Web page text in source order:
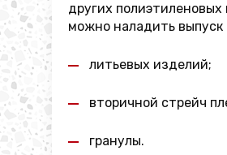
других полиэтиленовых
можно наладить выпуск
литьевых изделий;
вторичной стрейч
гранулы.